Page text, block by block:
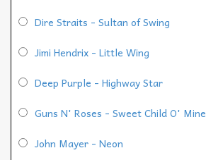
Dire Straits - Sultan of Swing
Jimi Hendrix - Little Wing
Deep Purple - Highway Star
Guns N' Roses - Sweet Child O' Mine
John Mayer - Neon